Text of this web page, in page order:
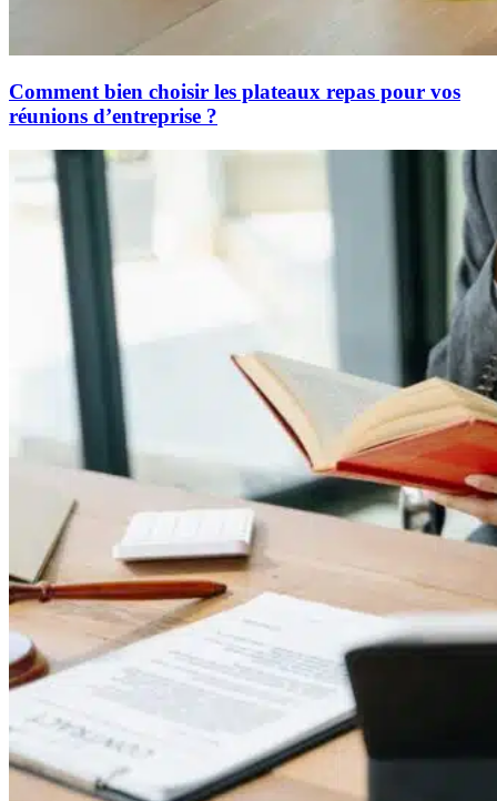
Comment bien choisir les plateaux repas pour vos
réunions d’entreprise ?